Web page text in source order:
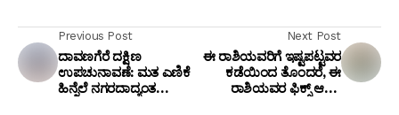
Previous Post
ದಾವಣಗೆರೆ ದಕ್ಷಿಣ
ಉಪಚುನಾವಣೆ: ಮತ ಎಣಿಕೆ
ಹಿನ್ನೆಲೆ ನಗರದಾದ್ಯಂತ
Next Post
ಈ ರಾಶಿಯವರಿಗೆ ಇಷ್ಟಪಟ್ಟವರ
ಕಡೆಯಿಂದ ತೊಂದರೆ, ಈ
ರಾಶಿಯವರ ಫಿಕ್ಸ್ ಆಗಿದ್ದ